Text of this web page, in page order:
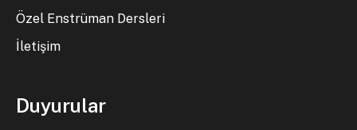
Özel Enstrüman Dersleri
İletişim
Duyurular